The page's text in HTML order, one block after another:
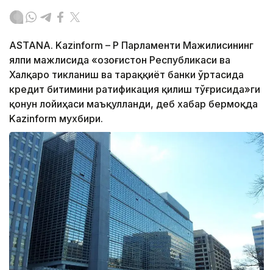
ASTANA. Kazinform – ҚР Парламенти Мажилисининг
ялпи мажлисида «Қозоғистон Республикаси ва
Халқаро тикланиш ва тараққиёт банки ўртасида
кредит битимини ратификация қилиш тўғрисида»ги
қонун лойиҳаси маъқулланди, деб хабар бермоқда
Kazinform мухбири.